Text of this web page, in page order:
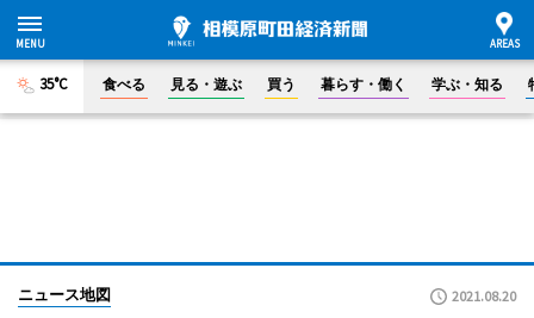
35°C 食べる 見る・遊ぶ 買う 暮らす・働く 学ぶ・知る
ニュース地図 2021.08.20